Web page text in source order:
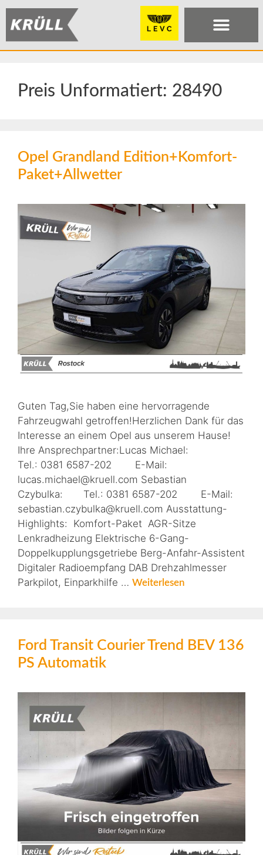
Preis Unformatiert: 28490
Opel Grandland Edition+Komfort-
Paket+Allwetter
Guten Tag,Sie haben eine hervorragende
Fahrzeugwahl getroffen!Herzlichen Dank für das
Interesse an einem Opel aus unserem Hause!
Ihre Ansprechpartner:Lucas Michael:
Tel.: 0381 6587-202 E-Mail:
lucas.michael@kruell.com Sebastian
Czybulka: Tel.: 0381 6587-202 E-Mail:
sebastian.czybulka@kruell.com Ausstattung-
Highlights: Komfort-Paket AGR-Sitze
Lenkradheizung Elektrische 6-Gang-
Doppelkupplungsgetriebe Berg-Anfahr-Assistent
Digitaler Radioempfang DAB Drehzahlmesser
Parkpilot, Einparkhilfe … Weiterlesen
Ford Transit Courier Trend BEV 136
PS Automatik